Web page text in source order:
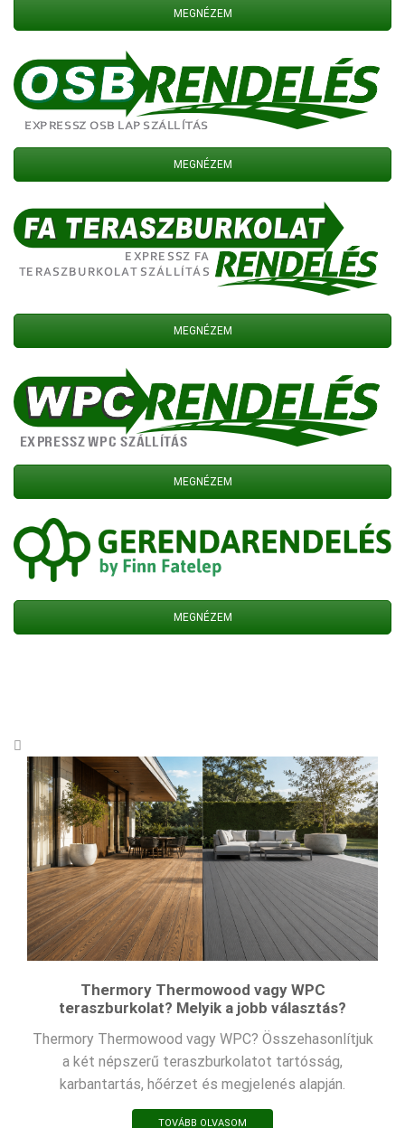
MEGNÉZEM
MEGNÉZEM
MEGNÉZEM
MEGNÉZEM
MEGNÉZEM
Thermory Thermowood vagy WPC
teraszburkolat? Melyik a jobb választás?
Thermory Thermowood vagy WPC? Összehasonlítjuk
a két népszerű teraszburkolatot tartósság,
karbantartás, hőérzet és megjelenés alapján.
TOVÁBB OLVASOM